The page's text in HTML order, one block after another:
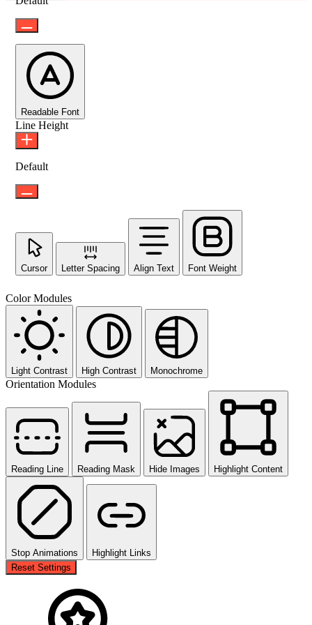
Readable Font
Line Height
Default
Cursor Letter Spacing Align Text Font Weight
Color Modules
Light Contrast High Contrast Monochrome
Orientation Modules
Reading Line Reading Mask Hide Images Highlight Content
Stop Animations
Highlight Links
Reset Settings